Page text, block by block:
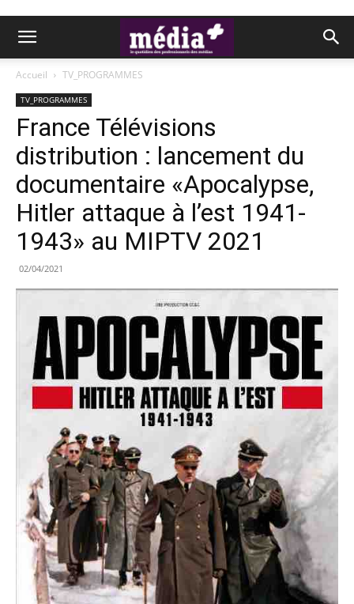
Accueil TV_PROGRAMMES
TV_PROGRAMMES
France Télévisions
distribution : lancement du
documentaire «Apocalypse,
Hitler attaque à l’est 1941-
1943» au MIPTV 2021
02/04/2021